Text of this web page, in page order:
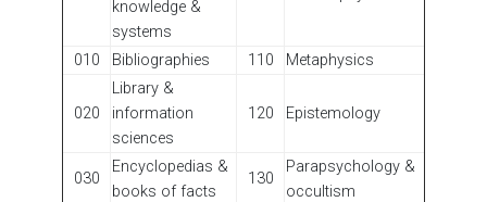
knowledge &
systems
010 Bibliographies 110 Metaphysics
020
Library &
information
sciences
120 Epistemology
030
Encyclopedias &
books of facts
130
Parapsychology &
occultism